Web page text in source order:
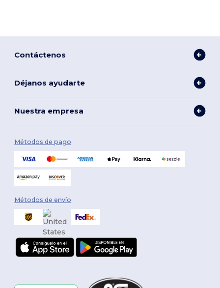
Contáctenos
Déjanos ayudarte
Nuestra empresa
Métodos de pago
Métodos de envío